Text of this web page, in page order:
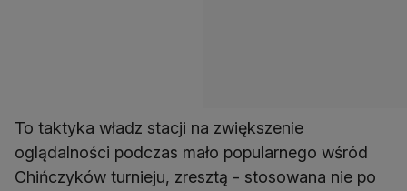
To taktyka władz stacji na zwiększenie
oglądalności podczas mało popularnego wśród
Chińczyków turnieju, zresztą - stosowana nie po